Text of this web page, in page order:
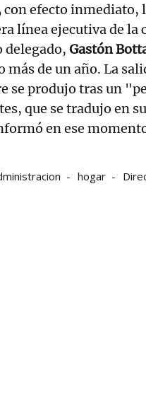
con efecto inmediato,
línea ejecutiva de la
delegado, Gastón
más de un año. La
se produjo tras un
que se tradujo en
en ese
hogar